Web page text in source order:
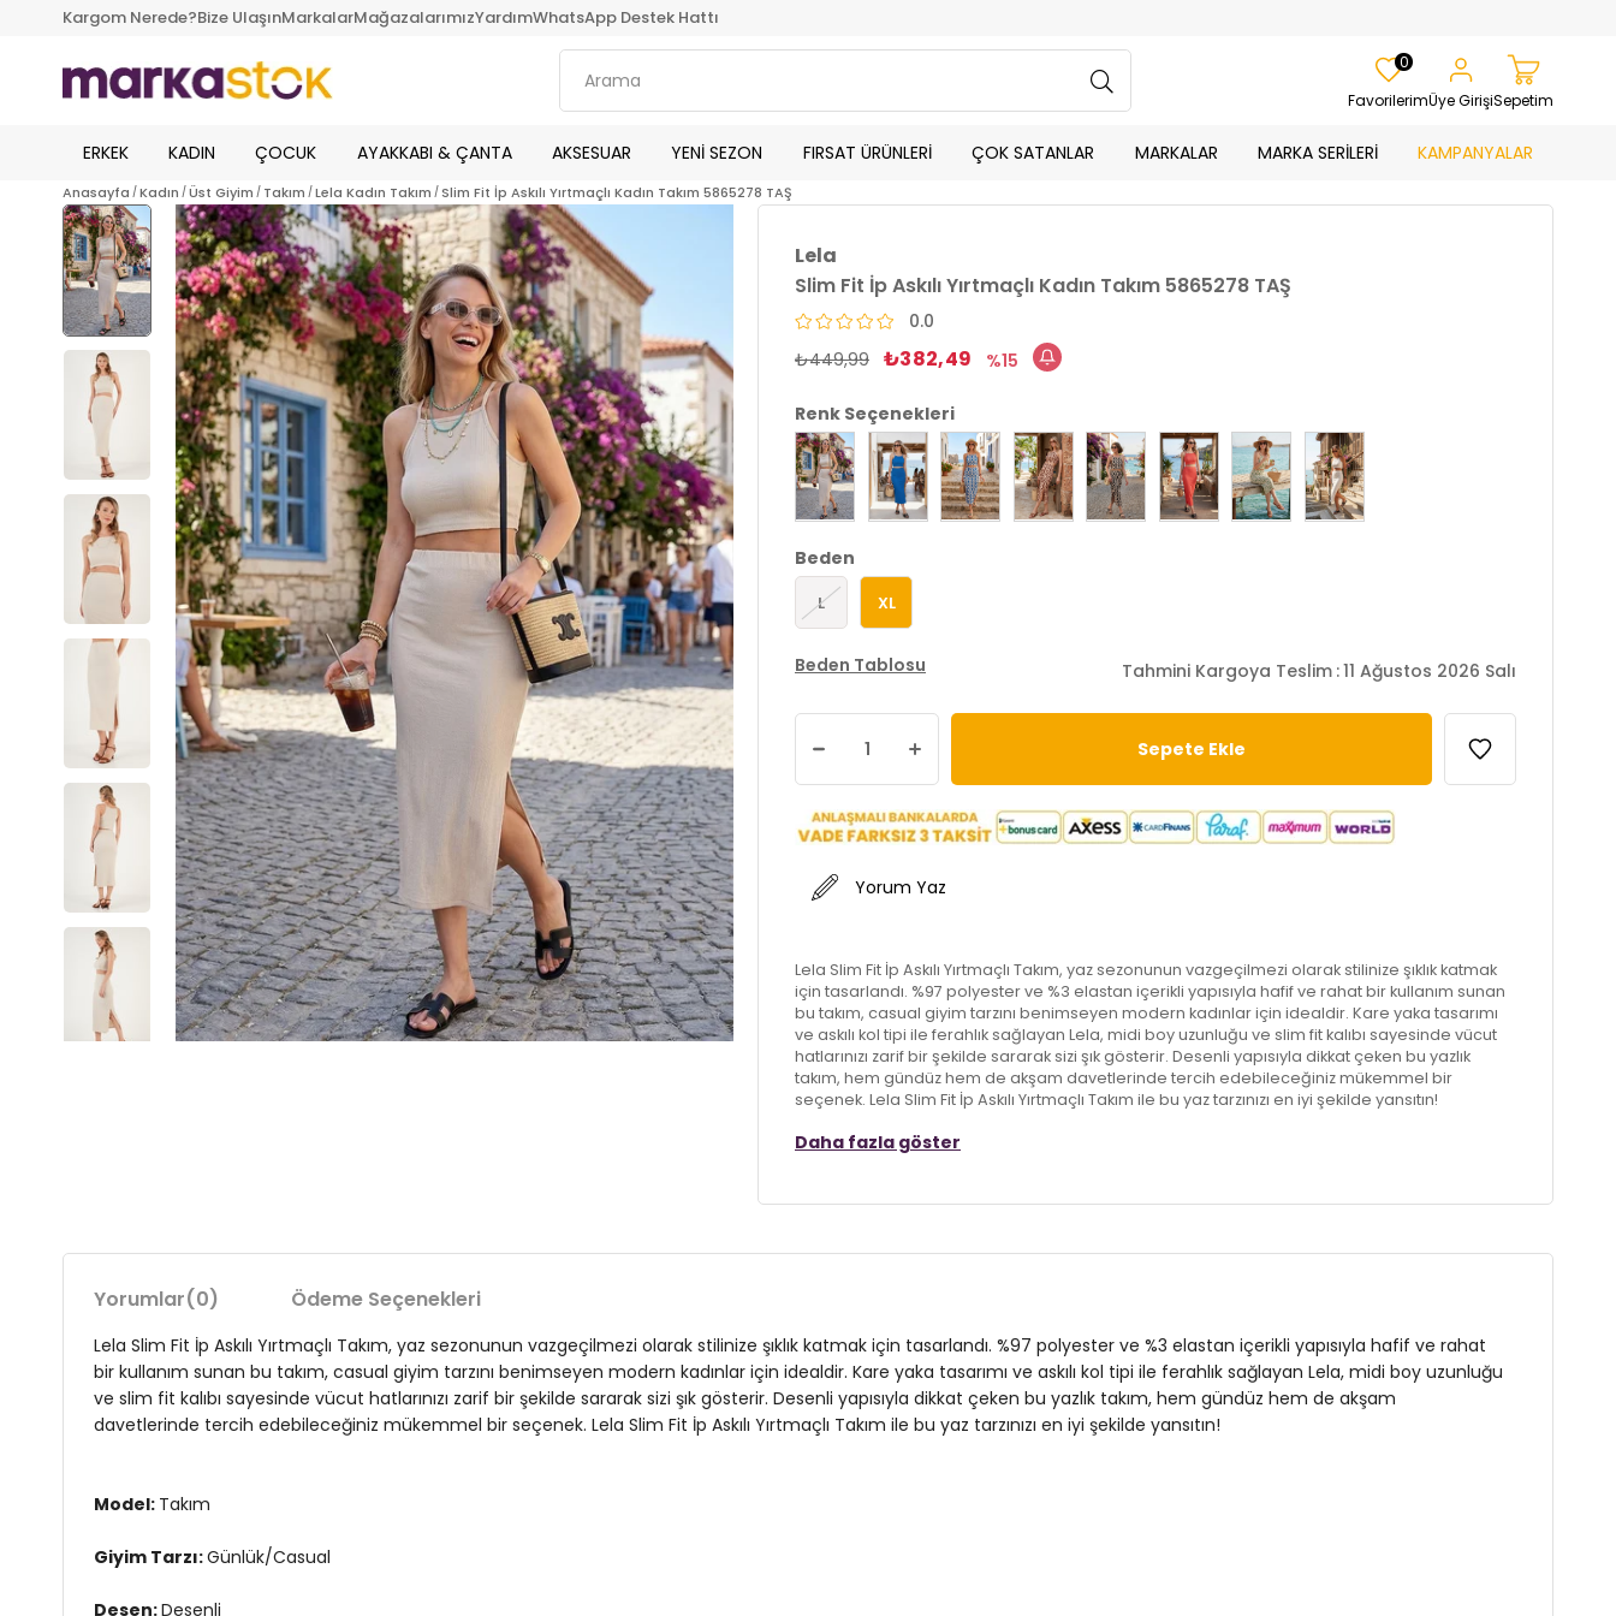
Kargom Nerede?Bize UlaşınMarkalarMağazalarımızYardımWhatsApp Destek Hattı
Favorilerim
0
Üye GirişiSepetim
ERKEK KADIN ÇOCUK AYAKKABI & ÇANTA AKSESUAR YENİ SEZON FIRSAT ÜRÜNLERİ ÇOK SATANLAR MARKALAR MARKA SERİLERİ KAMPANYALAR
Anasayfa Kadın Üst Giyim Takım Lela Kadın Takım Slim Fit İp Askılı Yırtmaçlı Kadın Takım 5865278 TAŞ
Lela
Slim Fit İp Askılı Yırtmaçlı Kadın Takım 5865278 TAŞ
0.0
₺449,99 ₺382,49 15
Renk Seçenekleri
Beden
L XL
Beden Tablosu Tahmini Kargoya Teslim :11 Ağustos 2026 Salı
Yorum Yaz
Lela Slim Fit İp Askılı Yırtmaçlı Takım, yaz sezonunun vazgeçilmezi olarak stilinize şıklık katmak
için tasarlandı. %97 polyester ve %3 elastan içerikli yapısıyla hafif ve rahat bir kullanım sunan
bu takım, casual giyim tarzını benimseyen modern kadınlar için idealdir. Kare yaka tasarımı
ve askılı kol tipi ile ferahlık sağlayan Lela, midi boy uzunluğu ve slim fit kalıbı sayesinde vücut
hatlarınızı zarif bir şekilde sararak sizi şık gösterir. Desenli yapısıyla dikkat çeken bu yazlık
takım, hem gündüz hem de akşam davetlerinde tercih edebileceğiniz mükemmel bir
seçenek. Lela Slim Fit İp Askılı Yırtmaçlı Takım ile bu yaz tarzınızı en iyi şekilde yansıtın!
Giyim Tarzı:Günlük/Casual
Desen:Desenli
Materyal:% 97 Polyester % 3 Elastan
Yaka Tipi:Kare Yaka
Kol Tipi:Askılı
Daha fazla göster
Yorumlar(0) Ödeme Seçenekleri
Lela Slim Fit İp Askılı Yırtmaçlı Takım, yaz sezonunun vazgeçilmezi olarak stilinize şıklık katmak için tasarlandı. %97 polyester ve %3 elastan içerikli yapısıyla hafif ve rahat
bir kullanım sunan bu takım, casual giyim tarzını benimseyen modern kadınlar için idealdir. Kare yaka tasarımı ve askılı kol tipi ile ferahlık sağlayan Lela, midi boy uzunluğu
ve slim fit kalıbı sayesinde vücut hatlarınızı zarif bir şekilde sararak sizi şık gösterir. Desenli yapısıyla dikkat çeken bu yazlık takım, hem gündüz hem de akşam
davetlerinde tercih edebileceğiniz mükemmel bir seçenek. Lela Slim Fit İp Askılı Yırtmaçlı Takım ile bu yaz tarzınızı en iyi şekilde yansıtın!
Model: Takım
Giyim Tarzı:Günlük/Casual
Desen:Desenli